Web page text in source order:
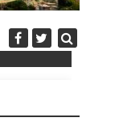
Diplomatija po